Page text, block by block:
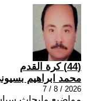
(44) كرة القدم
محمد ابراهيم
2026 / 8 / 7